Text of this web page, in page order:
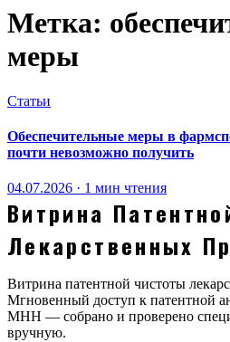
Метка:
меры
Статьи
Обеспечительные меры в
почти невозможно получить
04.07.2026 · 1 мин чтения
Витрина
Лекарственных
Витрина патентной чистоты
Мгновенный доступ к патентной
МНН — собрано и проверено
вручную.